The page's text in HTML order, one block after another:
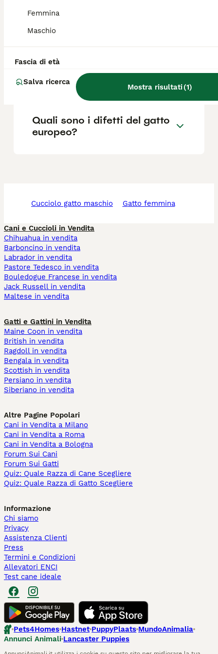
Femmina
Maschio
Fascia di età
Salva ricerca
Mostra risultati(1)
europeo e gatto soriano?
Quando sarà il prossimo
europeo?
Quali sono i difetti del gatto
europeo?
cucciolo gatto maschio gatto femmina
Cani e Cuccioli in Vendita
Chihuahua in vendita
Barboncino in vendita
Labrador in vendita
Pastore Tedesco in vendita
Bouledogue Francese in vendita
Jack Russell in vendita
Maltese in vendita
Gatti e Gattini in Vendita
Maine Coon in vendita
British in vendita
Ragdoll in vendita
Bengala in vendita
Scottish in vendita
Persiano in vendita
Siberiano in vendita
Altre Pagine Popolari
Cani in Vendita a Milano
Cani in Vendita a Roma
Cani in Vendita a Bologna
Forum Sui Cani
Forum Sui Gatti
Quiz: Quale Razza di Cane Scegliere
Quiz: Quale Razza di Gatto Scegliere
Informazione
Chi siamo
Privacy
Assistenza Clienti
Press
Termini e Condizioni
Allevatori ENCI
Test cane ideale
Pets4Homes Hastnet PuppyPlaats MundoAnimalia
Annunci Animali Lancaster Puppies